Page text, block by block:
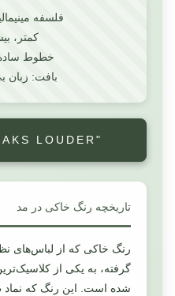
فلسفه
کمتر،
خطوط
بافت: زبان
"TEXTURE SPEAKS LOUDER"
تاریخچه رنگ خاکی در مد
گرفته، به یکی از
شده است. این رنگ که نماد